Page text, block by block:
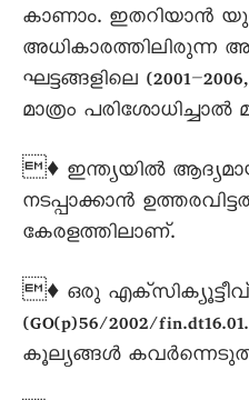
കാണാം. ഇതറിയാൻ
അധികാരത്തിലിരുന്ന
ഘട്ടങ്ങളിലെ
മാത്രം പരിശോധിച്ചാല്‍
♦ ഇന്ത്യയില്‍
നടപ്പാക്കാന്‍
കേരളത്തിലാണ്.
♦ ഒരു
(GO(p)56/2002/
കൂല്യങ്ങള്‍